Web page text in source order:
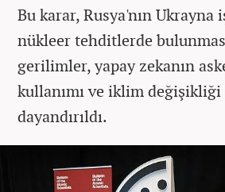
Bu karar, Rusya'nın Ukrayna
nükleer tehditlerde
gerilimler, yapay zekanın
kullanımı ve iklim
dayandırıldı.